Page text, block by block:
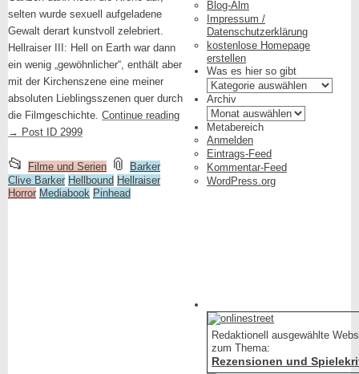
selten wurde sexuell aufgeladene
Gewalt derart kunstvoll zelebriert.
Hellraiser III: Hell on Earth war dann
ein wenig „gewöhnlicher“, enthält aber
mit der Kirchenszene eine meiner
absoluten Lieblingsszenen quer durch
die Filmgeschichte. Continue reading
→ Post ID 2999
📂 This
entry
was
Filme und Serien 📎 and
tagged
Barker
Clive Barker Hellbound Hellraiser
Horror Mediabook Pinhead
Blog-Alm
Impressum /
Datenschutzerklärung
kostenlose Homepage
erstellen
Was es hier so gibt
Was
es
hier
so
gibt
Archiv
Archiv
Metabereich
Anmelden
Eintrags-Feed
Kommentar-Feed
WordPress.org
Redaktionell ausgewählte
zum Thema:
Rezensionen und